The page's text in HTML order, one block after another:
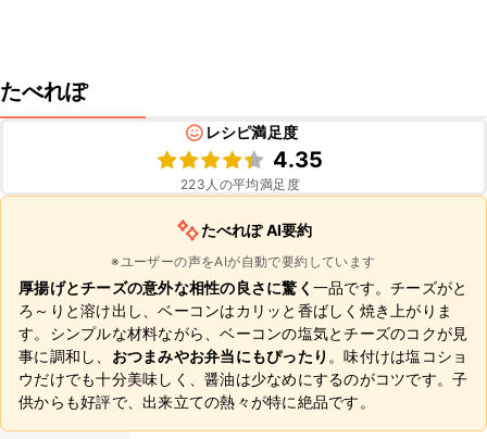
たべれぽ
レシピ満足度
4.35
223 人の平均満足度
たべれぽ AI要約
※ユーザーの声をAIが自動で要約しています
厚揚げとチーズの意外な相性の良さに驚く 一品です。チーズがと
ろ～りと溶け出し、ベーコンはカリッと香ばしく焼き上がりま
す。シンプルな材料ながら、ベーコンの塩気とチーズのコクが見
事に調和し、 おつまみやお弁当にもぴったり 。味付けは塩コショ
ウだけでも十分美味しく、醤油は少なめにするのがコツです。子
供からも好評で、出来立ての熱々が特に絶品です。